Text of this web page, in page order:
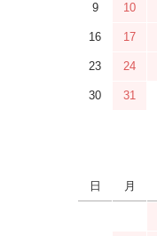
9 10
16 17
23 24
30 31
日 月